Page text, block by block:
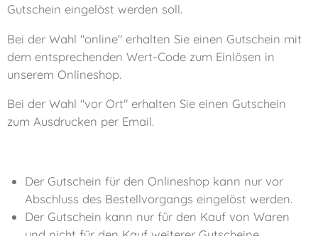
Gutschein eingelöst werden soll.
Bei der Wahl "online" erhalten Sie einen Gutschein mit
dem entsprechenden Wert-Code zum Einlösen in
unserem Onlineshop.
Bei der Wahl "vor Ort" erhalten Sie einen Gutschein
zum Ausdrucken per Email.
Der Gutschein für den Onlineshop kann nur vor
Abschluss des Bestellvorgangs eingelöst werden.
Der Gutschein kann nur für den Kauf von Waren